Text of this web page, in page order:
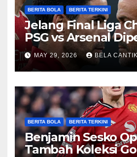
BERITA BOLA BERITA TERKINI
Jelang Final Liga
PSG vs Arsenal
Sengit
MAY 29, 2026 BELA
BERITA BOLA BERITA TERKINI
Benjamin Sesko
Tambah Koleksi